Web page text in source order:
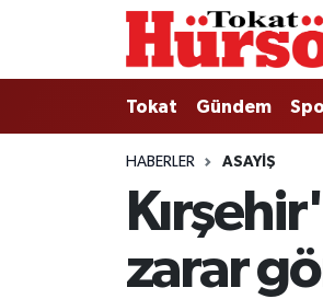
Tokat Gündem
HABERLER ASAYIŞ
zarar
Tokat
Türkiye Gündemi
Gündem
Nöbetçi Eczaneler
Hava Durumu
Tokat Namaz Vakitleri